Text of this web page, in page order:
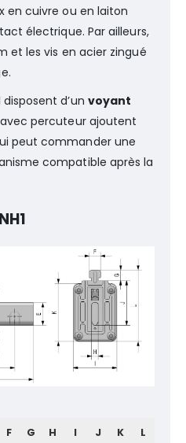
en cuivre ou en laiton
électrique. Par ailleurs,
et les vis en acier zingué
d’un voyant
avec percuteur ajoutent
peut commander une
compatible après la
F G H I J K L